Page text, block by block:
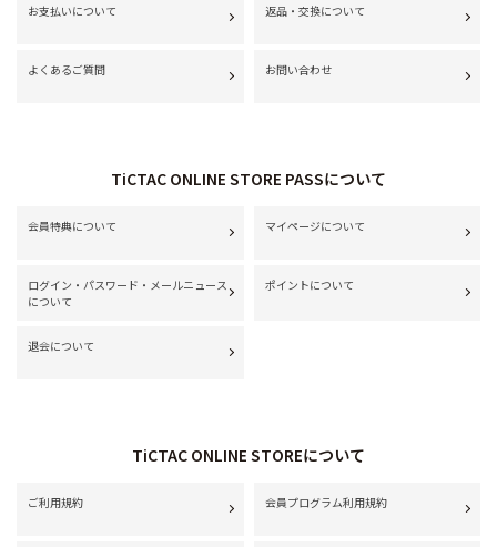
お支払いについて 返品・交換について
よくあるご質問 お問い合わせ
TiCTAC ONLINE STORE PASSについて
会員特典について マイページについて
ログイン・パスワード・メールニュース
について
ポイントについて
退会について
TiCTAC ONLINE STOREについて
ご利用規約 会員プログラム利用規約